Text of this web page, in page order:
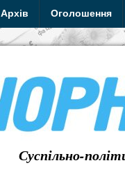
Архів Оголошення
Суспільно-